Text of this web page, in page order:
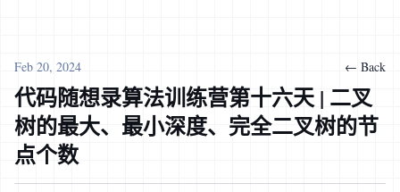
Feb 20, 2024 ← Back
代码随想录算法训练营第十六天 | 二叉
树的最大、最小深度、完全二叉树的节
点个数